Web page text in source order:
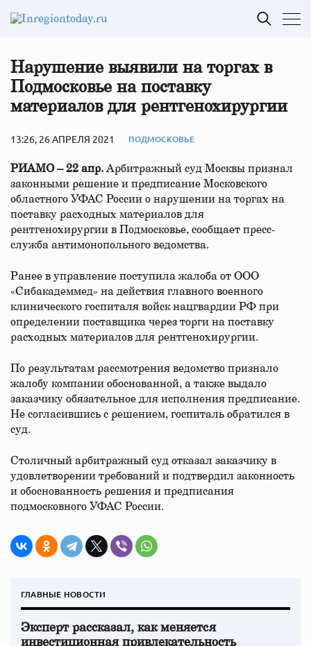
Нарушение выявили на торгах в
Подмосковье на поставку
материалов для рентгенохирургии
13:26, 26 АПРЕЛЯ 2021 ПОДМОСКОВЬЕ
РИАМО – 22 апр. Арбитражный суд Москвы признал
законными решение и предписание Московского
областного УФАС России о нарушении на торгах на
поставку расходных материалов для
рентгенохирургии в Подмосковье, сообщает пресс-
служба антимонопольного ведомства.
Ранее в управление поступила жалоба от ООО
«Сибакадеммед» на действия главного военного
клинического госпиталя войск нацгвардии РФ при
определении поставщика через торги на поставку
расходных материалов для рентгенохирургии.
По результатам рассмотрения ведомство признало
жалобу компании обоснованной, а также выдало
заказчику обязательное для исполнения предписание.
Не согласившись с решением, госпиталь обратился в
суд.
Столичный арбитражный суд отказал заказчику в
удовлетворении требований и подтвердил законность
и обоснованность решения и предписания
подмосковного УФАС России.
ГЛАВНЫЕ НОВОСТИ
Эксперт рассказал, как меняется
инвестиционная привлекательность